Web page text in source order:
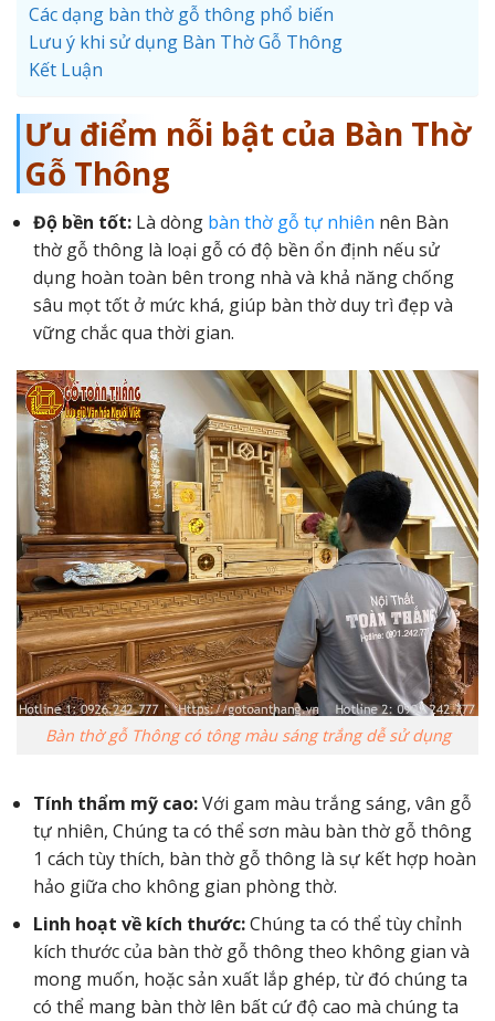
Các dạng bàn thờ gỗ thông phổ biến
Lưu ý khi sử dụng Bàn Thờ Gỗ Thông
Kết Luận
Ưu điểm nỗi bật của Bàn Thờ
Gỗ Thông
Độ bền tốt: Là dòng bàn thờ gỗ tự nhiên nên Bàn
thờ gỗ thông là loại gỗ có độ bền ổn định nếu sử
dụng hoàn toàn bên trong nhà và khả năng chống
sâu mọt tốt ở mức khá, giúp bàn thờ duy trì đẹp và
vững chắc qua thời gian.
Bàn thờ gỗ Thông có tông màu sáng trắng dễ sử dụng
Tính thẩm mỹ cao:Với gam màu trắng sáng, vân gỗ
tự nhiên, Chúng ta có thể sơn màu bàn thờ gỗ thông
1 cách tùy thích, bàn thờ gỗ thông là sự kết hợp hoàn
hảo giữa cho không gian phòng thờ.
Linh hoạt về kích thước:Chúng ta có thể tùy chỉnh
kích thước của bàn thờ gỗ thông theo không gian và
mong muốn, hoặc sản xuất lắp ghép, từ đó chúng ta
có thể mang bàn thờ lên bất cứ độ cao mà chúng ta